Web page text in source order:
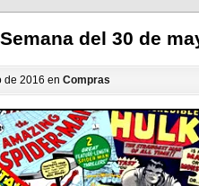
del 30 de
de 2016 en Compras